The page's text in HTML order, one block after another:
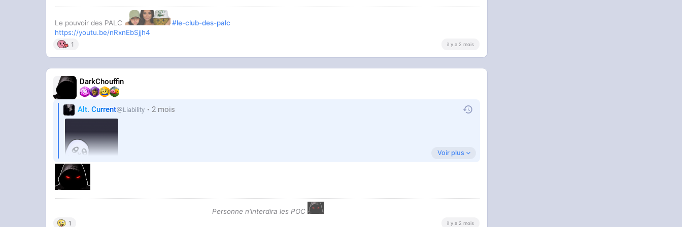
Le pouvoir des PALC
#le-club-des-palc
https://youtu.be/nRxnEbSjjh4
1 il y a 2 mois
DarkChouffin
Alt. Current Liability 2 mois
Voir plus
Personne n'interdira les POC
1 il y a 2 mois